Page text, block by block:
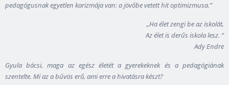
pedagógusnak egyetlen karizmája van: a jövőbe vetett hit optimizmusa.”
„Ha élet zengi be az iskolát,
Az élet is derűs iskola lesz. ”
Ady Endre
Gyula bácsi, maga az egész életét a gyerekeknek és a pedagógiának
szentelte. Mi az a bűvös erő, ami erre a hivatásra készt?